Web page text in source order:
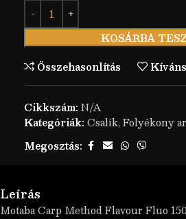
KOSÁRBA
Összehasonlítás
Cikkszám: N/A
Kategóriák: Csalik, Folyékony
Megosztás:
Leírás
Motaba Carp Method Flavour Fluo